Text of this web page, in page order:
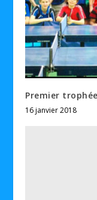
Premier
16 janvier 2018